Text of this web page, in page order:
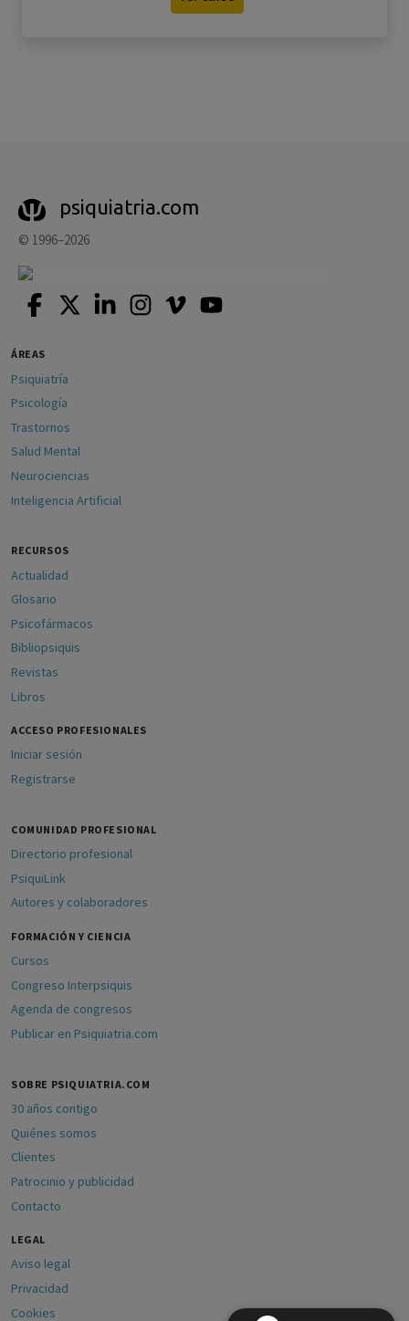
psiquiatria.com
© 1996–2026
ÁREAS
Psiquiatría
Psicología
Trastornos
Salud Mental
Neurociencias
Inteligencia Artificial
RECURSOS
Actualidad
Glosario
Psicofármacos
Bibliopsiquis
Revistas
Libros
ACCESO PROFESIONALES
Iniciar sesión
Registrarse
COMUNIDAD PROFESIONAL
Directorio profesional
PsiquiLink
Autores y colaboradores
FORMACIÓN Y CIENCIA
Cursos
Congreso Interpsiquis
Agenda de congresos
Publicar en Psiquiatria.com
SOBRE PSIQUIATRIA.COM
30 años contigo
Quiénes somos
Clientes
Patrocinio y publicidad
Contacto
LEGAL
Aviso legal
Privacidad
Cookies